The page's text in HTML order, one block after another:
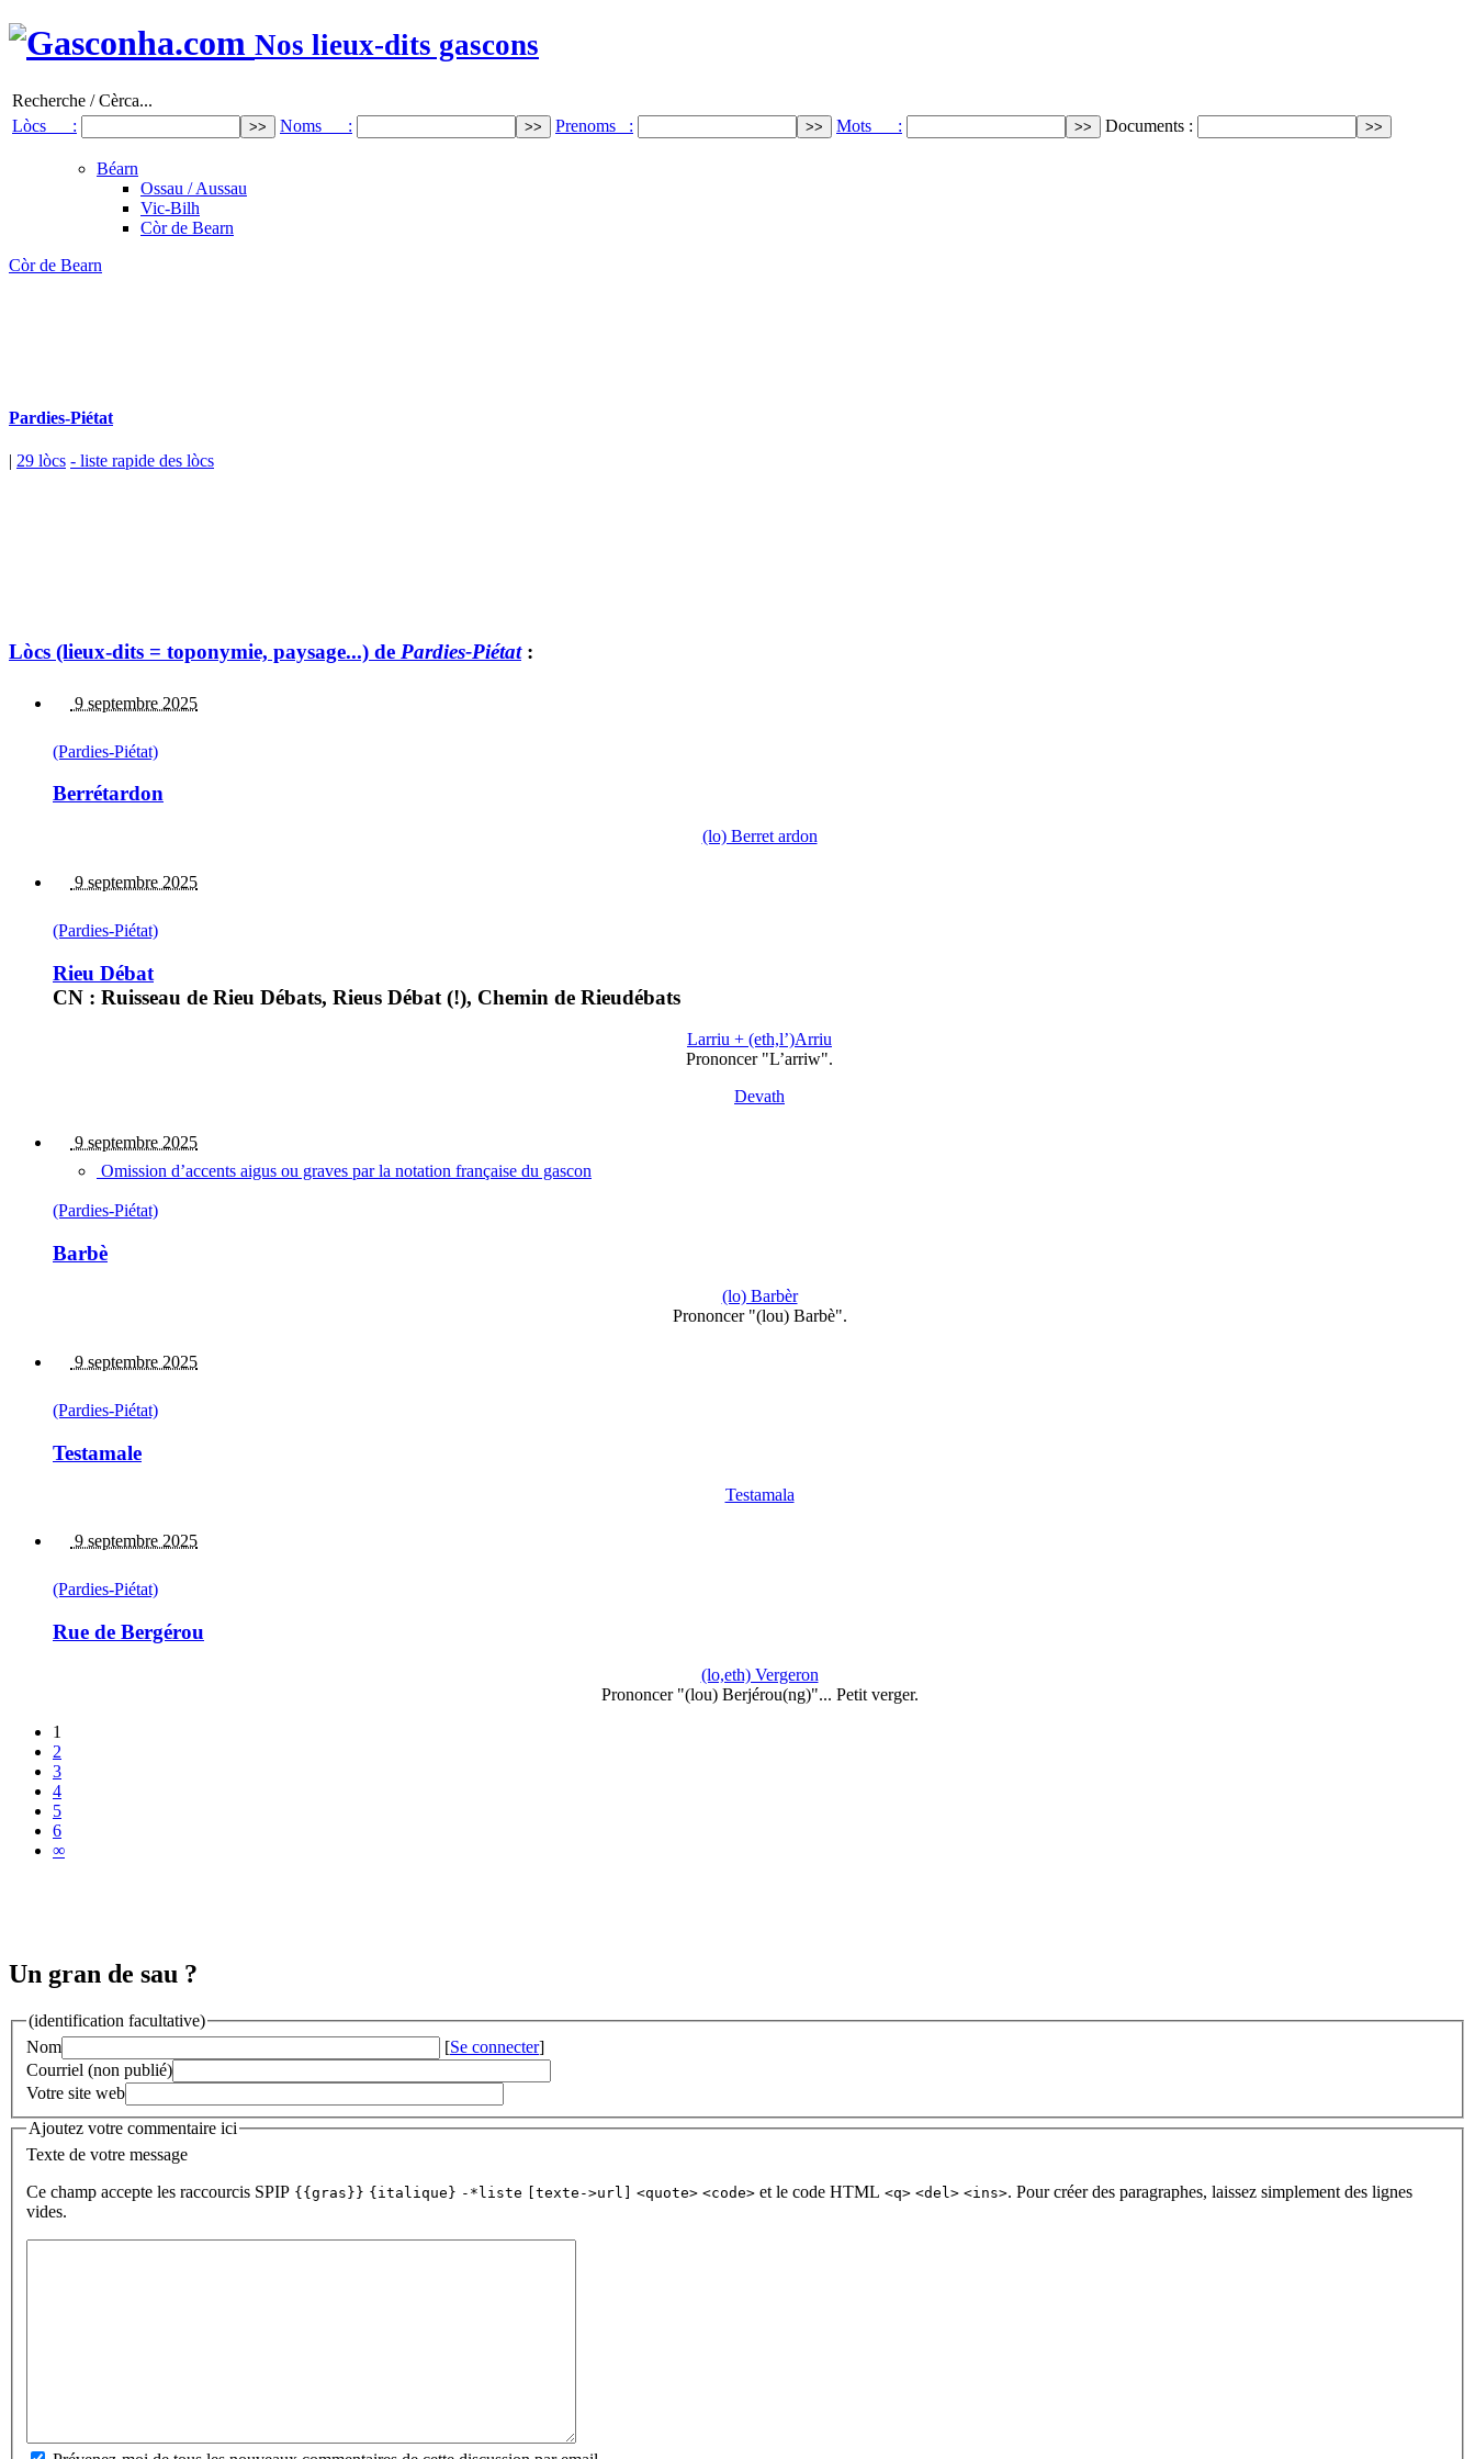
Nos lieux-dits gascons
Recherche / Cèrca...
Lòcs :
Noms : Prenoms : Mots : Documents :
Béarn
Ossau / Aussau
Vic-Bilh
Còr de Bearn
Còr de Bearn
Pardies-Piétat
| 29 lòcs - liste rapide des lòcs
Lòcs (lieux-dits = toponymie, paysage...) de Pardies-Piétat:
9 septembre 2025
(Pardies-Piétat)
Berrétardon
(lo) Berret ardon
9 septembre 2025
(Pardies-Piétat)
Rieu Débat
CN : Ruisseau de Rieu Débats, Rieus Débat (!), Chemin de Rieudébats
Larriu + (eth,l’)Arriu
Prononcer "L’arriw".
Devath
9 septembre 2025
Omission d’accents aigus ou graves par la notation française du gascon
(Pardies-Piétat)
Barbè
(lo) Barbèr
Prononcer "(lou) Barbè".
9 septembre 2025
(Pardies-Piétat)
Testamale
Testamala
9 septembre 2025
(Pardies-Piétat)
Rue de Bergérou
(lo,eth) Vergeron
Prononcer "(lou) Berjérou(ng)"... Petit verger.
1
2
3
4
5
6
∞
Un gran de sau ?
(identification facultative)
Nom
[Se connecter]
Courriel (non publié)
Votre site web
Ajoutez votre commentaire ici
Texte de votre message
Ce champ accepte les raccourcis SPIP {{gras}} {italique} -*liste [texte->url] <quote> <code> et le code HTML <q> <del> <ins>. Pour créer des paragraphes, laissez simplement des lignes
vides.